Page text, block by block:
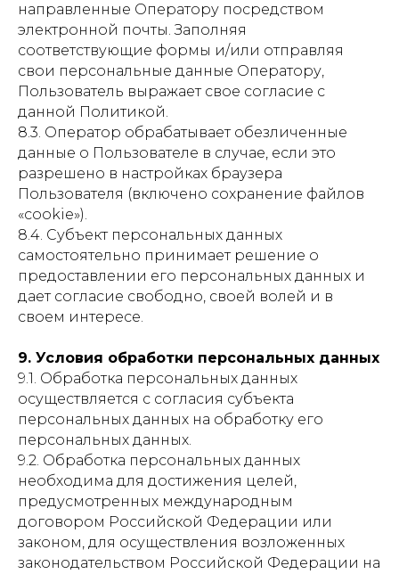
направленные Оператору посредством
электронной почты. Заполняя
соответствующие формы и/или отправляя
свои персональные данные Оператору,
Пользователь выражает свое согласие с
данной Политикой.
8.3. Оператор обрабатывает обезличенные
данные о Пользователе в случае, если это
разрешено в настройках браузера
Пользователя (включено сохранение файлов
«cookie»).
8.4. Субъект персональных данных
самостоятельно принимает решение о
предоставлении его персональных данных и
дает согласие свободно, своей волей и в
своем интересе.
9. Условия обработки персональных данных
9.1. Обработка персональных данных
осуществляется с согласия субъекта
персональных данных на обработку его
персональных данных.
9.2. Обработка персональных данных
необходима для достижения целей,
предусмотренных международным
договором Российской Федерации или
законом, для осуществления возложенных
законодательством Российской Федерации на